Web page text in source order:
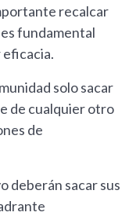
recalcar
fundamental
eficacia.
solo sacar
de cualquier otro
de
deberán sacar sus